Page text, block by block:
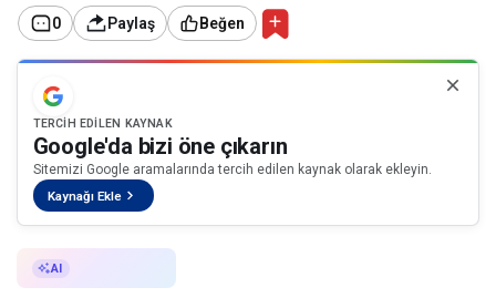
0 Paylaş Beğen
TERCIH EDILEN KAYNAK
Google'da bizi öne çıkarın
Sitemizi Google aramalarında tercih edilen kaynak olarak ekleyin.
Kaynağı Ekle
AI